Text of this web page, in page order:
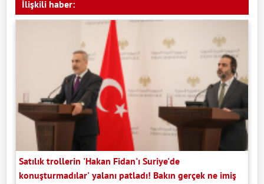
İlişkili haber:
Satılık trollerin 'Hakan Fidan'ı Suriye'de
konuşturmadılar' yalanı patladı! Bakın gerçek ne imiş